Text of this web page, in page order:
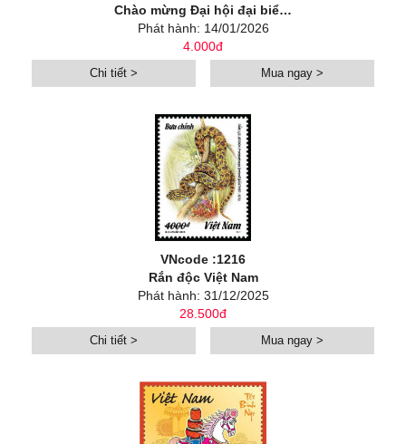
Chào mừng Đại hội đại biểu toàn quốc lần thứ XIV của Đảng
Phát hành: 14/01/2026
4.000đ
Chi tiết > Mua ngay >
VNcode :1216
Rắn độc Việt Nam
Phát hành: 31/12/2025
28.500đ
Chi tiết > Mua ngay >